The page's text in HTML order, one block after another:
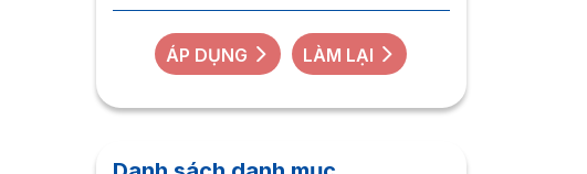
ÁP DỤNG LÀM LẠI